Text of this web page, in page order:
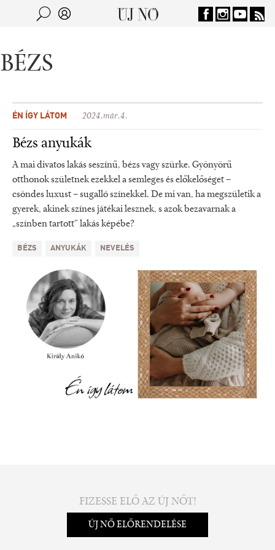
Jump to navigation
BÉZS
ÉN ÍGY LÁTOM 2024.már.4.
Bézs anyukák
A mai divatos lakás seszínű, bézs vagy szürke. Gyönyörű
otthonok születnek ezekkel a semleges és előkelőséget –
csöndes luxust – sugalló színekkel. De mi van, ha megszületik a
gyerek, akinek színes játékai lesznek, s azok bezavarnak a
„színben tartott” lakás képébe?
BÉZS ANYUKÁK NEVELÉS
FIZESSE ELŐ AZ ÚJ NŐT!
ÚJ NŐ ELŐRENDELÉSE